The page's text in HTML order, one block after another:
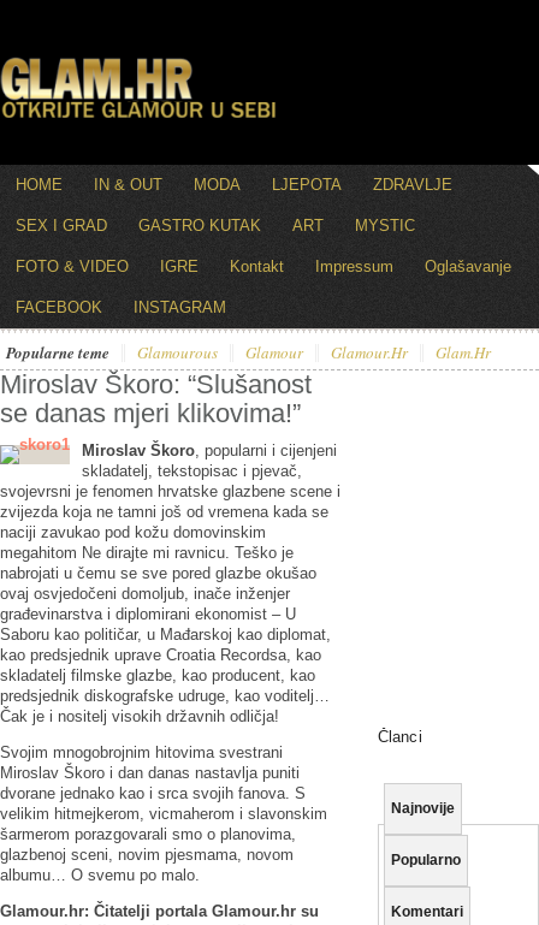
HOME IN & OUT MODA LJEPOTA ZDRAVLJE
SEX I GRAD GASTRO KUTAK ART MYSTIC
FOTO & VIDEO IGRE Kontakt Impressum Oglašavanje
FACEBOOK INSTAGRAM
Popularne teme Glamourous Glamour Glamour.hr Glam.hr
Miroslav Škoro: “Slušanost
se danas mjeri klikovima!”
Miroslav Škoro , popularni i cijenjeni
skladatelj, tekstopisac i pjevač,
svojevrsni je fenomen hrvatske glazbene scene i
zvijezda koja ne tamni još od vremena kada se
naciji zavukao pod kožu domovinskim
megahitom Ne dirajte mi ravnicu. Teško je
nabrojati u čemu se sve pored glazbe okušao
ovaj osvjedočeni domoljub, inače inženjer
građevinarstva i diplomirani ekonomist – U
Saboru kao političar, u Mađarskoj kao diplomat,
kao predsjednik uprave Croatia Recordsa, kao
skladatelj filmske glazbe, kao producent, kao
predsjednik diskografske udruge, kao voditelj…
Čak je i nositelj visokih državnih odličja!
Svojim mnogobrojnim hitovima svestrani
Miroslav Škoro i dan danas nastavlja puniti
dvorane jednako kao i srca svojih fanova. S
velikim hitmejkerom, vicmaherom i slavonskim
šarmerom porazgovarali smo o planovima,
glazbenoj sceni, novim pjesmama, novom
albumu… O svemu po malo.
Glamour.hr: Čitatelji portala Glamour.hr su
Članci
Najnovije
Popularno
Komentari